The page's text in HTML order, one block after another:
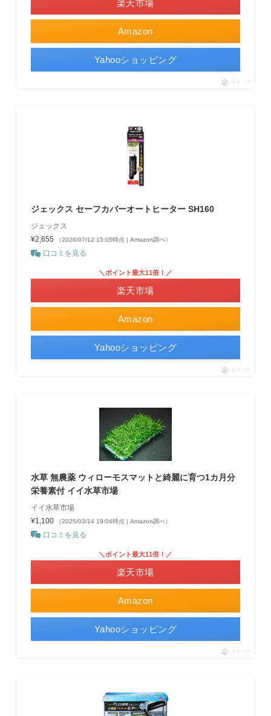
Amazon
楽天市場
Yahooショッピング
ポチップ
ジェックス セーフカバーオートヒーター SH160
ジェックス
¥2,655
（2026/07/12 15:05時点 | Amazon調べ）
口コミを見る
Amazon
＼ポイント最大11倍！／
楽天市場
Yahooショッピング
ポチップ
水草 無農薬 ウィローモスマットと綺麗に育つ1カ月分
栄養素付 イイ水草市場
イイ水草市場
¥1,100
（2025/03/14 19:04時点 | Amazon調べ）
口コミを見る
Amazon
＼ポイント最大11倍！／
楽天市場
Yahooショッピング
ポチップ